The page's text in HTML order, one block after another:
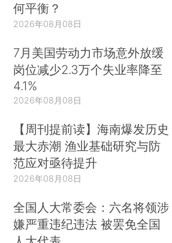
何平衡？
2026年08月08日
7月美国劳动力市场意外放缓
岗位减少2.3万个失业率降至
4.1%
2026年08月08日
【周刊提前读】海南爆发历史
最大赤潮 渔业基础研究与防
范应对亟待提升
2026年08月08日
全国人大常委会：六名将领涉
嫌严重违纪违法 被罢免全国